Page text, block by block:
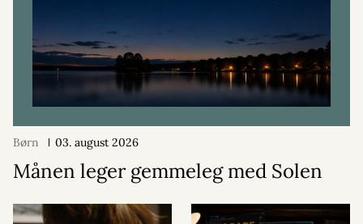
Børn 03. august 2026
Månen leger gemmeleg med Solen